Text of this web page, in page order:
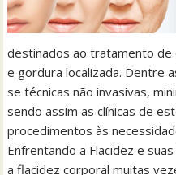
destinados ao tratamento
e gordura localizada. Dentre
se técnicas não invasivas,
sendo assim as clínicas de
procedimentos às
Enfrentando a Flacidez e
a flacidez corporal muitas